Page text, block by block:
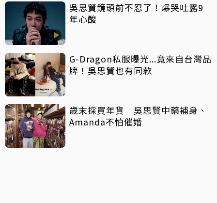
吳思賢鏡頭前不忍了！爆哭吐露9
年心酸
G-Dragon私服曝光...竟來自台灣品
牌！吳思賢也有同款
歲末採買年貨 吳思賢中藥補身、
Amanda不怕催婚